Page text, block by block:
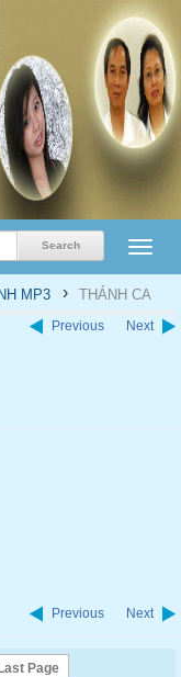
MP3 › THÁNH CA
Previous Next
Previous Next
Last Page